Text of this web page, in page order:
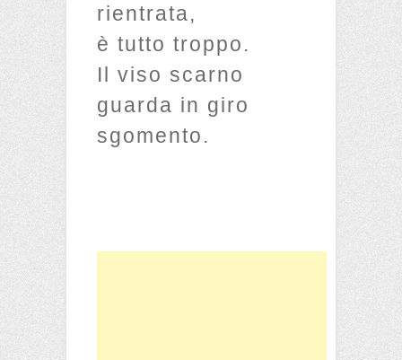
rientrata,
è tutto troppo.
Il viso scarno
guarda in giro
sgomento.